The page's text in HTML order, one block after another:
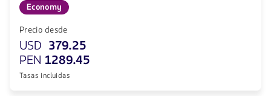
Economy
Precio desde
USD 379.25
PEN 1289.45
Tasas incluidas